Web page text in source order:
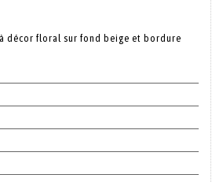
décor floral sur fond beige et bordure